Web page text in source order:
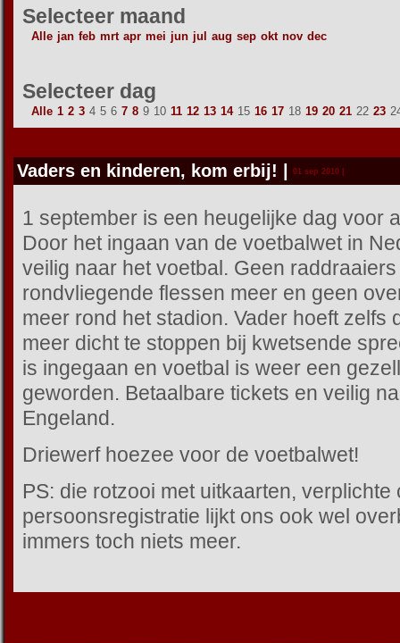
Selecteer maand
Alle jan feb mrt apr mei jun jul aug sep okt nov dec
Selecteer dag
Alle 1 2 3 4 5 6 7 8 9 10 11 12 13 14 15 16 17 18 19 20 21 22 23
Vaders en kinderen, kom erbij! 01 sep 2010 |
1 september is een heugelijke dag voor
Door het ingaan van de voetbalwet in
veilig naar het voetbal. Geen
rondvliegende flessen meer en geen
meer rond het stadion. Vader hoeft zelfs
meer dicht te stoppen bij kwetsende
is ingegaan en voetbal is weer een
geworden. Betaalbare tickets en veilig
Engeland.
Driewerf hoezee voor de voetbalwet!
PS: die rotzooi met uitkaarten, verplichte
persoonsregistratie lijkt ons ook wel
immers toch niets meer.